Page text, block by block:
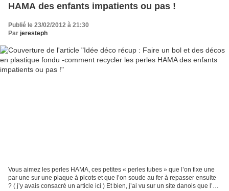
HAMA des enfants impatients ou pas !
Publié le 23/02/2012 à 21:30
Par jeresteph
Vous aimez les perles HAMA, ces petites « perles tubes » que l’on fixe une
par une sur une plaque à picots et que l’on soude au fer à repasser ensuite
? ( j’y avais consacré un article ici ) Et bien, j’ai vu sur un site danois que l’on